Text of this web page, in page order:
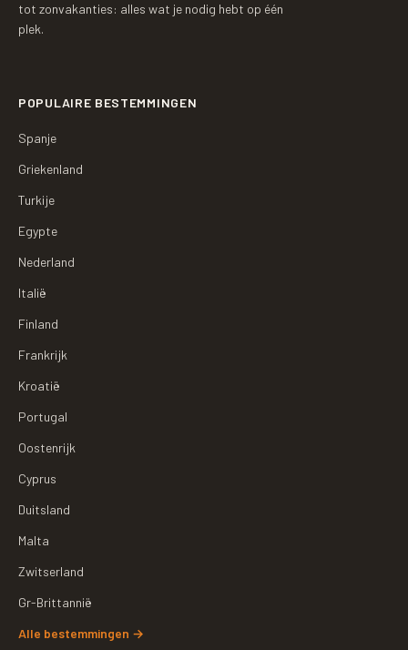
tot zonvakanties: alles wat je nodig hebt op één
plek.
POPULAIRE BESTEMMINGEN
Spanje
Griekenland
Turkije
Egypte
Nederland
Italië
Finland
Frankrijk
Kroatië
Portugal
Oostenrijk
Cyprus
Duitsland
Malta
Zwitserland
Gr-Brittannië
Alle bestemmingen →